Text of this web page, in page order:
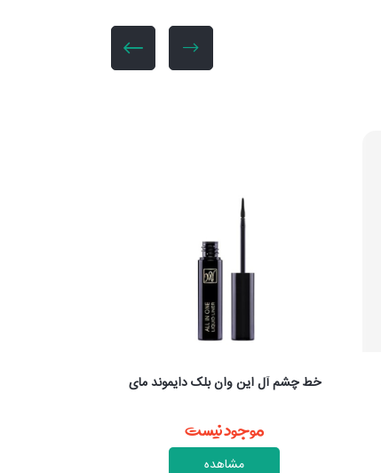
خط چشم آل این وان بلک دایموند مای
موجود نیست
مشاهده